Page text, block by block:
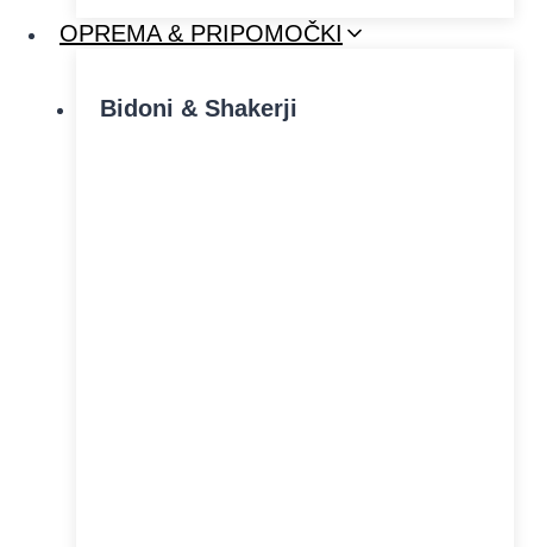
OPREMA & PRIPOMOČKI
Bidoni & Shakerji